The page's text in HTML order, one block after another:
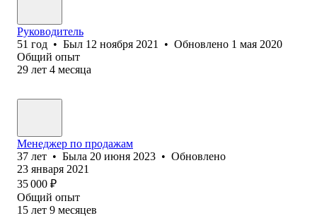
Руководитель
51 год • Был 12 ноября 2021 • Обновлено 1 мая 2020
Общий опыт
29 лет 4 месяца
Менеджер по продажам
37 лет • Была 20 июня 2023 • Обновлено
23 января 2021
35 000 ₽
Общий опыт
15 лет 9 месяцев